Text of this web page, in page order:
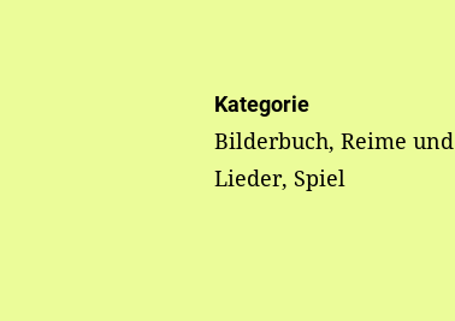
Kategorie
Bilderbuch, Reime und
Lieder, Spiel